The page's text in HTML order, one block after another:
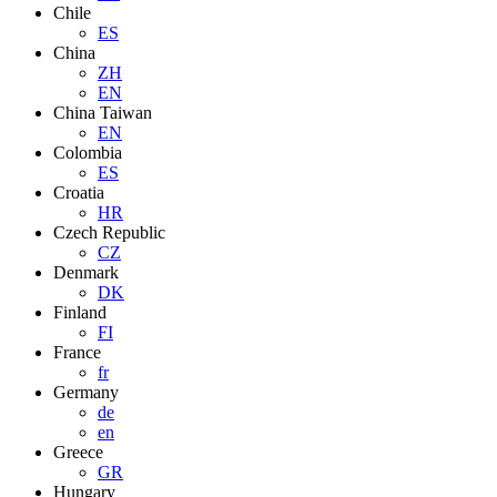
Chile
ES
China
ZH
EN
China Taiwan
EN
Colombia
ES
Croatia
HR
Czech Republic
CZ
Denmark
DK
Finland
FI
France
fr
Germany
de
en
Greece
GR
Hungary